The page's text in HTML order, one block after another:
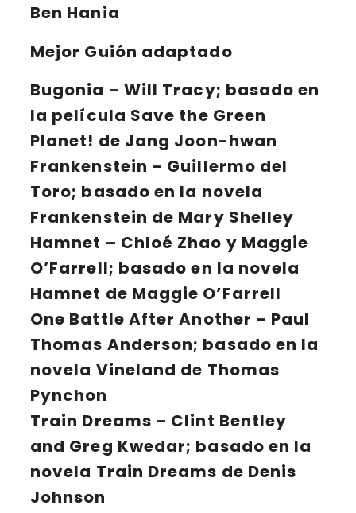
Ben Hania
Mejor Guión adaptado
Bugonia – Will Tracy; basado en
la película Save the Green
Planet! de Jang Joon-hwan
Frankenstein – Guillermo del
Toro; basado en la novela
Frankenstein de Mary Shelley
Hamnet – Chloé Zhao y Maggie
O’Farrell; basado en la novela
Hamnet de Maggie O’Farrell
One Battle After Another – Paul
Thomas Anderson; basado en la
novela Vineland de Thomas
Pynchon
Train Dreams – Clint Bentley
and Greg Kwedar; basado en la
novela Train Dreams de Denis
Johnson